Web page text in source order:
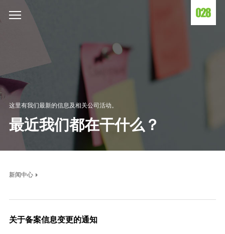
这里有我们最新的信息及相关公司活动。
最近我们都在干什么？
新闻中心
关于备案信息变更的通知